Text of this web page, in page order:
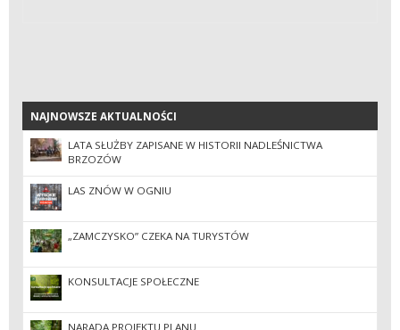
NAJNOWSZE AKTUALNOŚCI
NAJNOWSZE AKTUALNOŚCI
LATA SŁUŻBY ZAPISANE W HISTORII NADLEŚNICTWA
BRZOZÓW
LAS ZNÓW W OGNIU
„ZAMCZYSKO” CZEKA NA TURYSTÓW
KONSULTACJE SPOŁECZNE
NARADA PROJEKTU PLANU